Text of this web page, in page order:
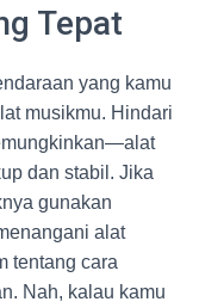
Tepat
yang kamu
musikmu. Hindari
dan stabil. Jika
gunakan
alat
tentang cara
Nah, kalau kamu